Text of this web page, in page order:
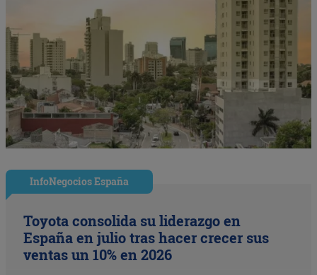
InfoNegocios España
Toyota consolida su liderazgo en
España en julio tras hacer crecer sus
ventas un 10% en 2026